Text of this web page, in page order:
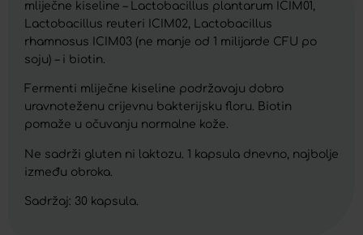
mliječne kiseline – Lactobacillus plantarum ICIM01,
Lactobacillus reuteri ICIM02, Lactobacillus
rhamnosus ICIM03 (ne manje od 1 milijarde CFU po
soju) – i biotin.
Fermenti mliječne kiseline podržavaju dobro
uravnoteženu crijevnu bakterijsku floru. Biotin
pomaže u očuvanju normalne kože.
Ne sadrži gluten ni laktozu. 1 kapsula dnevno, najbolje
između obroka.
Sadržaj: 30 kapsula.